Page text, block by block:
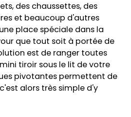
des chaussettes, des
et beaucoup d'autres
place spéciale dans la
que tout soit à portée de
est de ranger toutes
tiroir sous le lit de votre
pivotantes permettent de
alors très simple d'y